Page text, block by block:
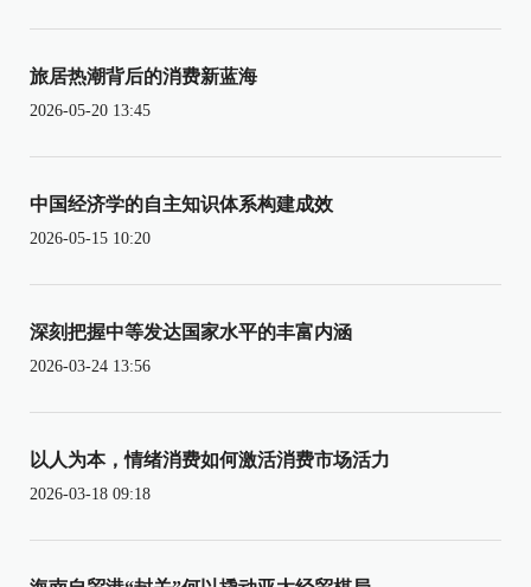
旅居热潮背后的消费新蓝海
2026-05-20 13:45
中国经济学的自主知识体系构建成效
2026-05-15 10:20
深刻把握中等发达国家水平的丰富内涵
2026-03-24 13:56
以人为本，情绪消费如何激活消费市场活力
2026-03-18 09:18